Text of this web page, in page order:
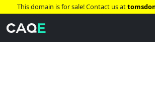
This domain is for sale! Contact us at